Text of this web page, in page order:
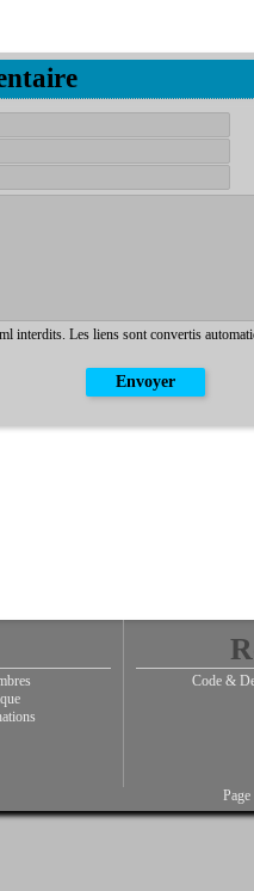
interdits. Les liens sont convertis
Code &